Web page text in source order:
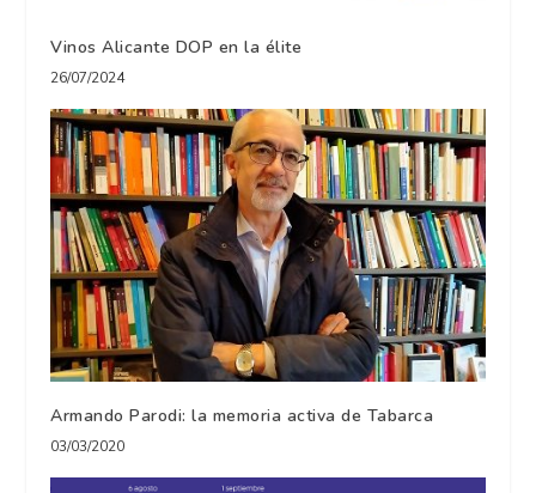
Vinos Alicante DOP en la élite
26/07/2024
Armando Parodi: la memoria activa de Tabarca
03/03/2020